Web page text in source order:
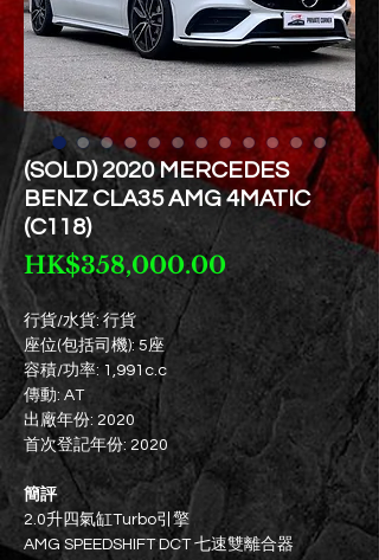
(SOLD) 2020 MERCEDES
BENZ CLA35 AMG 4MATIC
(C118)
HK$358,000.00價
格
行貨/水貨: 行貨
座位(包括司機): 5座
容積/功率: 1,991c.c
傳動: AT
出廠年份: 2020
首次登記年份: 2020
簡評
2.0升四氣缸Turbo引擎
AMG SPEEDSHIFT DCT 七速雙離合器